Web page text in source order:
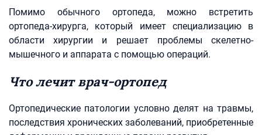
Помимо обычного ортопеда, можно встретить
ортопеда-хирурга, который имеет специализацию в
области хирургии и решает проблемы скелетно-
мышечного и аппарата с помощью операций.
Что лечит врач-ортопед
Ортопедические патологии условно делят на травмы,
последствия хронических заболеваний, приобретенные